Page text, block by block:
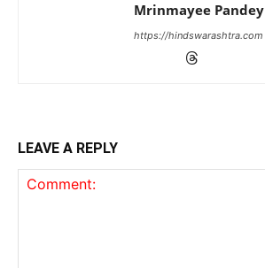
Mrinmayee Pandey
https://hindswarashtra.com
LEAVE A REPLY